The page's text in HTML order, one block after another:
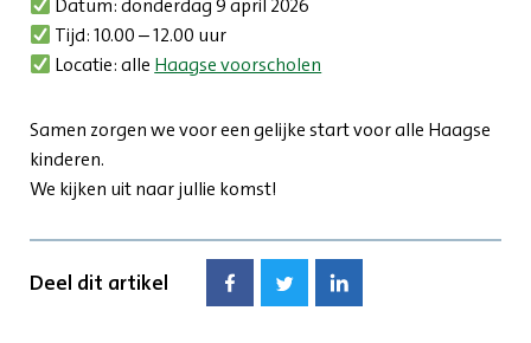
Datum: donderdag 9 april 2026
Tijd: 10.00 – 12.00 uur
Locatie: alle Haagse voorscholen
Samen zorgen we voor een gelijke start voor alle Haagse
kinderen.
We kijken uit naar jullie komst!
Deel dit artikel